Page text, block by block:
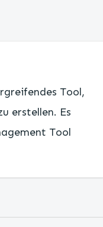
Tool,
erstellen. Es
Tool